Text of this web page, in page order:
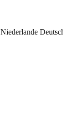
Niederlande